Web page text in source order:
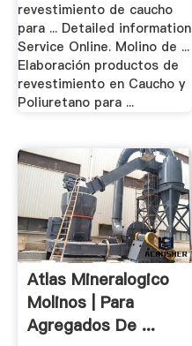
revestimiento de caucho
para ... Detailed information
Service Online. Molino de ...
Elaboración productos de
revestimiento en Caucho y
Poliuretano para ...
Atlas Mineralogico
Molinos | Para
Agregados De ...